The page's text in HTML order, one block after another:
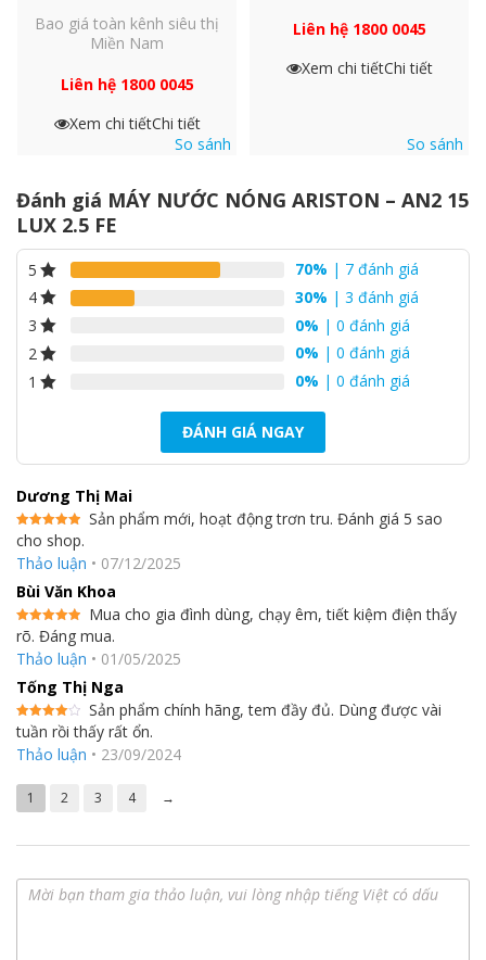
Bao giá toàn kênh siêu thị
Miền Nam
Liên hệ 1800 0045
Xem chi tiếtChi tiết
So sánh
Liên hệ 1800 0045
Xem chi tiếtChi tiết
So sánh
Đánh giá MÁY NƯỚC NÓNG ARISTON – AN2 15
LUX 2.5 FE
5 70% | 7 đánh giá
4
30% | 3 đánh giá
3
0% | 0 đánh giá
2
0% | 0 đánh giá
1
0% | 0 đánh giá
ĐÁNH GIÁ NGAY
Dương Thị Mai
Được xếp
hạng 55
sao
Sản phẩm mới, hoạt động trơn tru. Đánh giá 5 sao
cho shop.
Thảo luận • 07/12/2025
Bùi Văn Khoa
Được xếp
hạng55
sao
Mua cho gia đình dùng, chạy êm, tiết kiệm điện thấy
rõ. Đáng mua.
Thảo luận • 01/05/2025
Tống Thị Nga
Được
xếp hạng
45 sao
Sản phẩm chính hãng, tem đầy đủ. Dùng được vài
tuần rồi thấy rất ổn.
Thảo luận • 23/09/2024
1 2 3 4 →